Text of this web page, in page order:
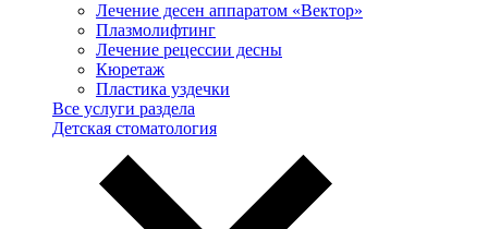
Лечение десен аппаратом «Вектор»
Плазмолифтинг
Лечение рецессии десны
Кюретаж
Пластика уздечки
Все услуги раздела
Детская стоматология